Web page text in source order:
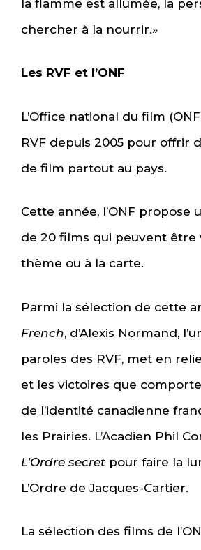
la flamme est allumée, la
chercher à la nourrir.»
Les RVF et l’ONF
L’Office national du film
RVF depuis 2005 pour offrir
de film partout au pays.
Cette année, l’ONF propose
de 20 films qui peuvent être
thème ou à la carte.
Parmi la sélection de cette
French, d’Alexis Normand,
paroles des RVF, met en
et les victoires que
de l’identité canadienne
les Prairies. L’Acadien Phil
L’Ordre secret pour faire la
L’Ordre de Jacques-Cartier.
La sélection des films de